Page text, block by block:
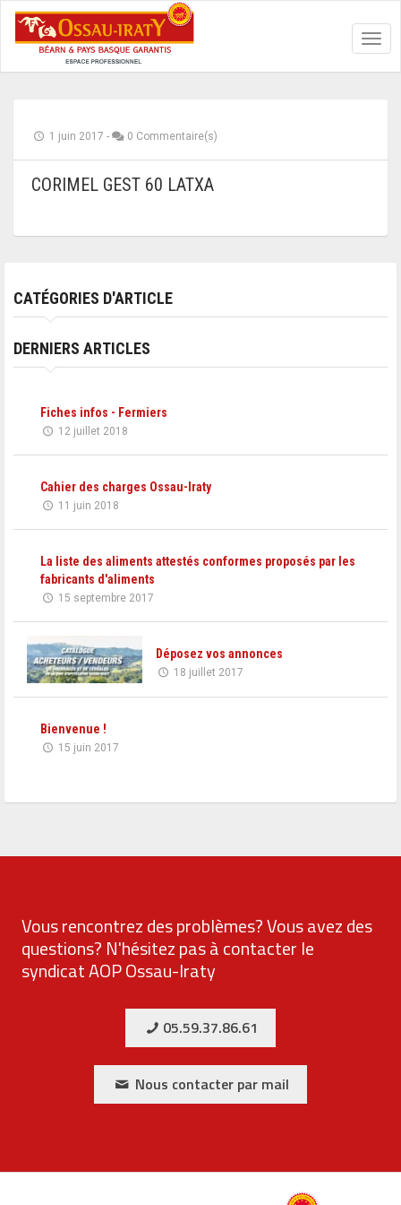
1 juin 2017 - 0 Commentaire(s)
CORIMEL GEST 60 LATXA
CATÉGORIES D'ARTICLE
DERNIERS ARTICLES
Fiches infos - Fermiers
12 juillet 2018
Cahier des charges Ossau-Iraty
11 juin 2018
La liste des aliments attestés conformes proposés par les
fabricants d'aliments
15 septembre 2017
Déposez vos annonces
18 juillet 2017
Bienvenue !
15 juin 2017
Vous rencontrez des problèmes? Vous avez des
questions? N'hésitez pas à contacter le
syndicat AOP Ossau-Iraty
05.59.37.86.61
Nous contacter par mail